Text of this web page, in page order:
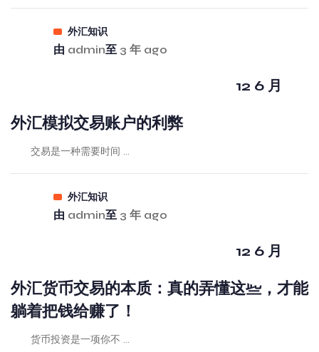
外汇知识
由 admin至 3 年 ago
12 6 月
外汇模拟交易账户的利弊
交易是一种需要时间 ...
外汇知识
由 admin至 3 年 ago
12 6 月
外汇货币交易的本质：真的弄懂这些，才能
躺着把钱给赚了！
货币投资是一项你不 ...